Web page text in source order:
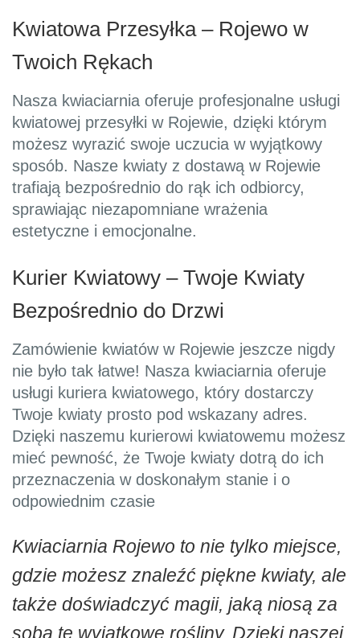
Kwiatowa Przesyłka – Rojewo w
Twoich Rękach
Nasza kwiaciarnia oferuje profesjonalne usługi
kwiatowej przesyłki w Rojewie, dzięki którym
możesz wyrazić swoje uczucia w wyjątkowy
sposób. Nasze kwiaty z dostawą w Rojewie
trafiają bezpośrednio do rąk ich odbiorcy,
sprawiając niezapomniane wrażenia
estetyczne i emocjonalne.
Kurier Kwiatowy – Twoje Kwiaty
Bezpośrednio do Drzwi
Zamówienie kwiatów w Rojewie jeszcze nigdy
nie było tak łatwe! Nasza kwiaciarnia oferuje
usługi kuriera kwiatowego, który dostarczy
Twoje kwiaty prosto pod wskazany adres.
Dzięki naszemu kurierowi kwiatowemu możesz
mieć pewność, że Twoje kwiaty dotrą do ich
przeznaczenia w doskonałym stanie i o
odpowiednim czasie
Kwiaciarnia Rojewo to nie tylko miejsce,
gdzie możesz znaleźć piękne kwiaty, ale
także doświadczyć magii, jaką niosą za
sobą te wyjątkowe rośliny. Dzięki naszej